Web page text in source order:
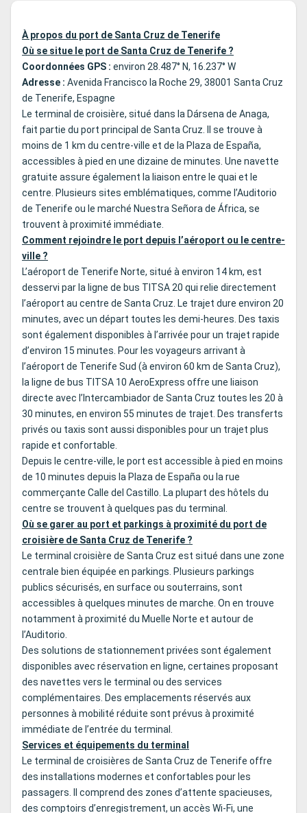
À propos du port de Santa Cruz de Tenerife
Où se situe le port de Santa Cruz de Tenerife ?
Coordonnées GPS : environ 28.487° N, 16.237° W
Adresse : Avenida Francisco la Roche 29, 38001 Santa Cruz
de Tenerife, Espagne
Le terminal de croisière, situé dans la Dársena de Anaga,
fait partie du port principal de Santa Cruz. Il se trouve à
moins de 1 km du centre-ville et de la Plaza de España,
accessibles à pied en une dizaine de minutes. Une navette
gratuite assure également la liaison entre le quai et le
centre. Plusieurs sites emblématiques, comme l’Auditorio
de Tenerife ou le marché Nuestra Señora de África, se
trouvent à proximité immédiate.
Comment rejoindre le port depuis l’aéroport ou le centre-
ville ?
L’aéroport de Tenerife Norte, situé à environ 14 km, est
desservi par la ligne de bus TITSA20 qui relie directement
l’aéroport au centre de Santa Cruz. Le trajet dure environ 20
minutes, avec un départ toutes les demi-heures. Des taxis
sont également disponibles à l’arrivée pour un trajet rapide
d’environ 15 minutes. Pour les voyageurs arrivant à
l’aéroport de Tenerife Sud (à environ 60 km de Santa Cruz),
la ligne de bus TITSA 10 AeroExpress offre une liaison
directe avec l’Intercambiador de Santa Cruz toutes les 20 à
30 minutes, en environ 55 minutes de trajet. Des transferts
privés ou taxis sont aussi disponibles pour un trajet plus
rapide et confortable.
Depuis le centre-ville, le port est accessible à pied en moins
de 10 minutes depuis la Plaza de España ou la rue
commerçante Calle del Castillo. La plupart des hôtels du
centre se trouvent à quelques pas du terminal.
Où se garer au port et parkings à proximité du port de
croisière de Santa Cruz de Tenerife ?
Le terminal croisière de Santa Cruz est situé dans une zone
centrale bien équipée en parkings. Plusieurs parkings
publics sécurisés, en surface ou souterrains, sont
accessibles à quelques minutes de marche. On en trouve
notamment à proximité du Muelle Norte et autour de
l’Auditorio.
Des solutions de stationnement privées sont également
disponibles avec réservation en ligne, certaines proposant
des navettes vers le terminal ou des services
complémentaires. Des emplacements réservés aux
personnes à mobilité réduite sont prévus à proximité
immédiate de l’entrée du terminal.
Services et équipements du terminal
Le terminal de croisières de Santa Cruz de Tenerife offre
des installations modernes et confortables pour les
passagers. Il comprend des zones d’attente spacieuses,
des comptoirs d’enregistrement, un accès Wi‑Fi, une